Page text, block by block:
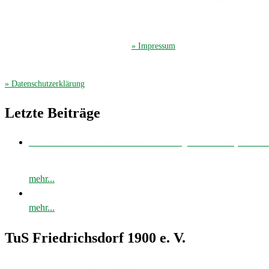
» Impressum
» Datenschutzerklärung
Letzte Beiträge
mehr...
mehr...
TuS Friedrichsdorf 1900 e. V.